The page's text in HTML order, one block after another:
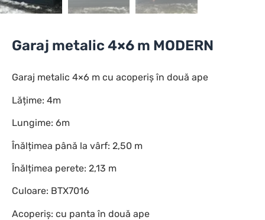
Garaj metalic 4×6 m MODERN
Garaj metalic 4×6 m cu acoperiș în două ape
Lățime: 4m
Lungime: 6m
Înălțimea până la vârf: 2,50 m
Înălțimea perete: 2,13 m
Culoare: BTX7016
Acoperiș: cu panta în două ape